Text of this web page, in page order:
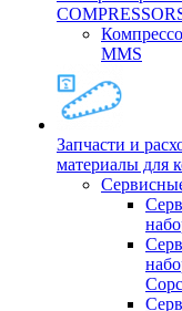
MMS
Запчасти и
материалы для